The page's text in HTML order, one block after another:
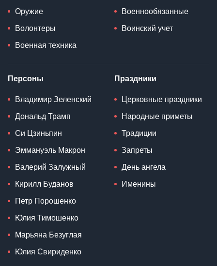
Оружие
Волонтеры
Военная техника
Военнообязанные
Воинский учет
Персоны
Владимир Зеленский
Дональд Трамп
Си Цзиньпин
Эммануэль Макрон
Валерий Залужный
Кирилл Буданов
Петр Порошенко
Юлия Тимошенко
Марьяна Безуглая
Юлия Свириденко
Праздники
Церковные праздники
Народные приметы
Традиции
Запреты
День ангела
Именины